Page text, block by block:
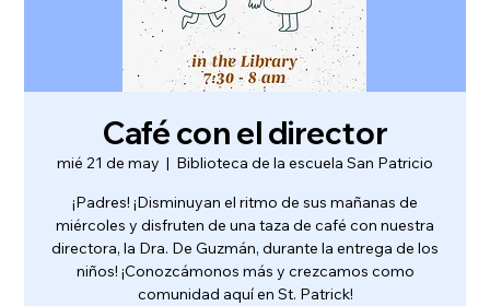
Café con el director
mié 21 de may
  |
Biblioteca de la escuela San Patricio
¡Padres! ¡Disminuyan el ritmo de sus mañanas de
miércoles y disfruten de una taza de café con nuestra
directora, la Dra. De Guzmán, durante la entrega de los
niños! ¡Conozcámonos más y crezcamos como
comunidad aquí en St. Patrick!